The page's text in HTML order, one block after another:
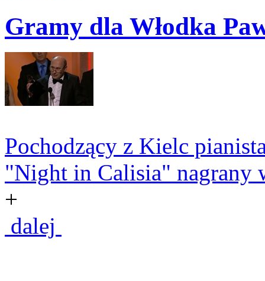
Gramy dla Włodka
Pochodzący z Kielc
"Night in Calisia" nagrany
+
dalej